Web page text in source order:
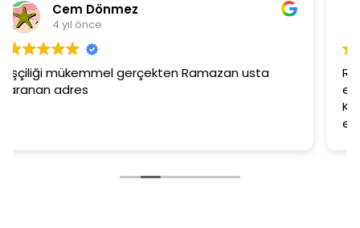
Burcu Ekinci
Ramazan beye ilgisinden dolayı çok teşekkür
ederim. Duvar kağıtlarımız muazzam oldu.
Kesinlikle işinin en iyisi diyebilirim. Şiddetle